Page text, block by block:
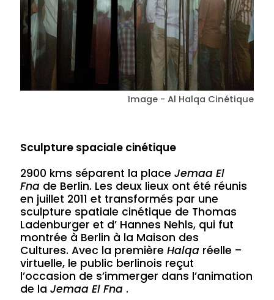
Image - Al Halqa Cinétique
Sculpture spaciale cinétique
2900 kms séparent la placeJemaa El
Fna de Berlin. Les deux lieux ont été réunis
en juillet 2011 et transformés par une
sculpture spatiale cinétique de Thomas
Ladenburger et d’ Hannes Nehls, qui fut
montrée à Berlin à la Maison des
Cultures. Avec la premièreHalqa réelle –
virtuelle, le public berlinois reçut
l’occasion de s’immerger dans l’animation
de laJemaa El Fna .